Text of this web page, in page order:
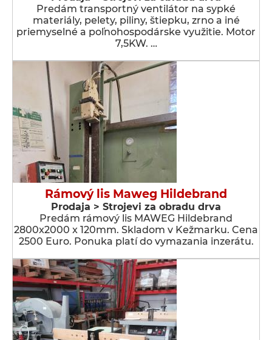
Predám transportný ventilátor na sypké
materiály, pelety, piliny, štiepku, zrno a iné
priemyselné a poľnohospodárske využitie. Motor
7,5KW. …
Rámový lis Maweg Hildebrand
Prodaja > Strojevi za obradu drva
Predám rámový lis MAWEG Hildebrand
2800x2000 x 120mm. Skladom v Kežmarku. Cena
2500 Euro. Ponuka platí do vymazania inzerátu.